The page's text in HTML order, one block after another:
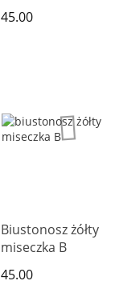
45.00
Biustonosz żółty
miseczka B
45.00